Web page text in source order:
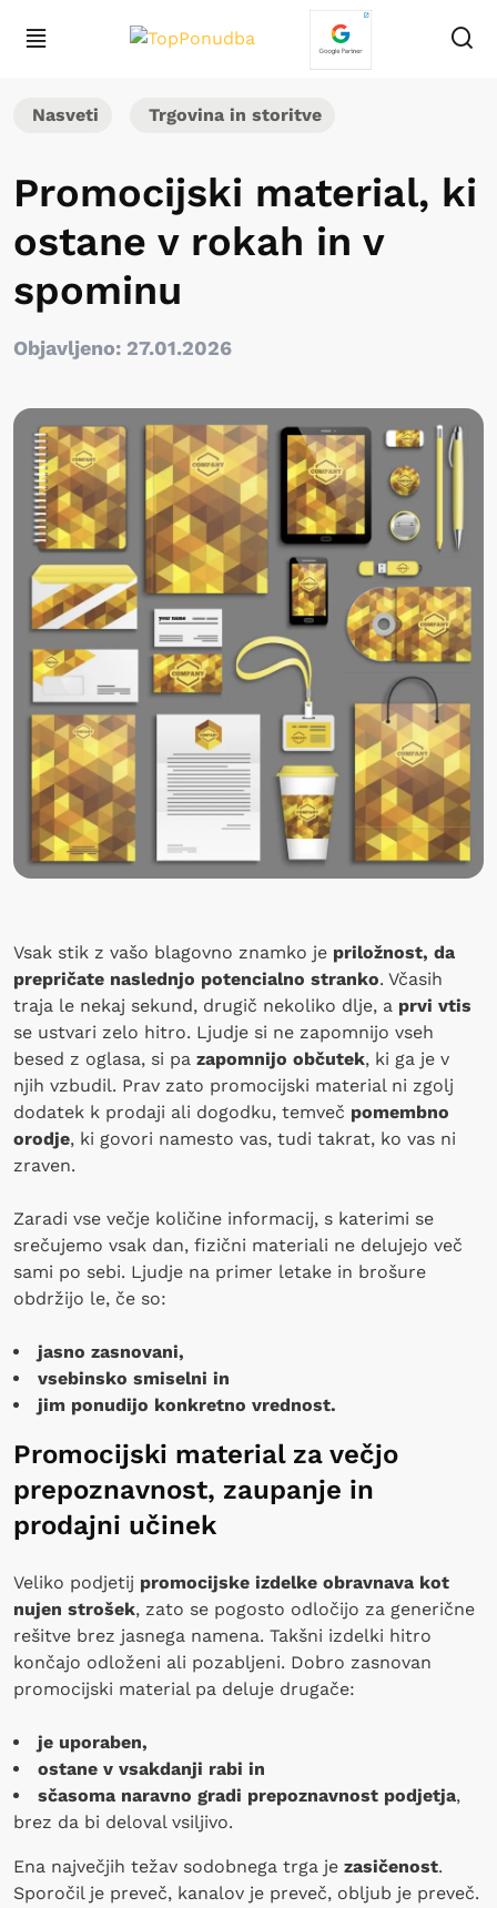
Nasveti Trgovina in storitve
Promocijski material, ki
ostane v rokah in v
spominu
Objavljeno: 27.01.2026
Vsak stik z vašo blagovno znamko je priložnost, da
prepričate naslednjo potencialno stranko. Včasih
traja le nekaj sekund, drugič nekoliko dlje, a prvi vtis
se ustvari zelo hitro. Ljudje si ne zapomnijo vseh
besed z oglasa, si pa zapomnijo občutek, ki ga je v
njih vzbudil. Prav zato promocijski material ni zgolj
dodatek k prodaji ali dogodku, temveč pomembno
orodje, ki govori namesto vas, tudi takrat, ko vas ni
zraven.
Zaradi vse večje količine informacij, s katerimi se
srečujemo vsak dan, fizični materiali ne delujejo več
sami po sebi. Ljudje na primer letake in brošure
obdržijo le, če so:
jasno zasnovani,
vsebinsko smiselni in
jim ponudijo konkretno vrednost.
Promocijski material za večjo
prepoznavnost, zaupanje in
prodajni učinek
Veliko podjetij promocijske izdelke obravnava kot
nujen strošek, zato se pogosto odločijo za generične
rešitve brez jasnega namena. Takšni izdelki hitro
končajo odloženi ali pozabljeni. Dobro zasnovan
promocijski material pa deluje drugače:
je uporaben,
ostane v vsakdanji rabi in
sčasoma naravno gradi prepoznavnost podjetja,
brez da bi deloval vsiljivo.
Ena največjih težav sodobnega trga je zasičenost.
Sporočil je preveč, kanalov je preveč, obljub je preveč.